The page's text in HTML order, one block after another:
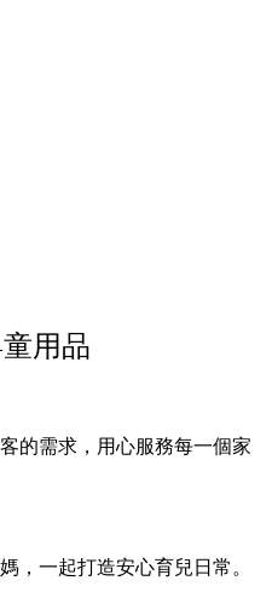
用品
的需求，用心服務每一個家
，一起打造安心育兒日常。